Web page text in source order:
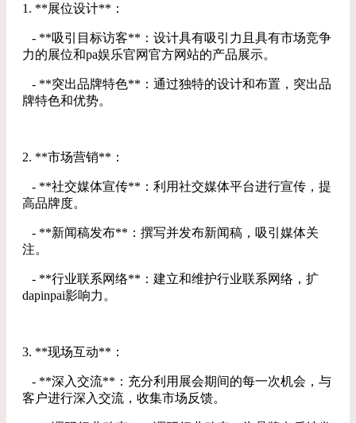
1. **展位设计**：
- **吸引目标访客**：设计具有吸引力且具有市场竞争
力的展位和pa娱乐官网官方网站的产品展示。
- **突出品牌特色**：通过独特的设计和布置，突出品
牌特色和优势。
2. **市场营销**：
- **社交媒体宣传**：利用社交媒体平台进行宣传，提
高品牌度。
- **新闻稿发布**：撰写并发布新闻稿，吸引媒体关
注。
- **行业联系网络**：建立和维护行业联系网络，扩
dapinpai影响力。
3. **现场互动**：
- **深入交流**：充分利用展会期间的每一次机会，与
客户进行深入交流，收集市场反馈。